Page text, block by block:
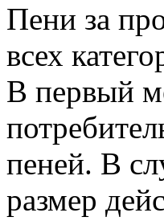
Пени за
всех
В первый
пеней. В
размер